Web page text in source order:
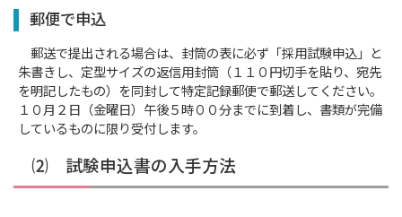
郵便で申込
郵送で提出される場合は、封筒の表に必ず「採用試験申込」と
朱書きし、定型サイズの返信用封筒（１１０円切手を貼り、宛先
を明記したもの）を同封して特定記録郵便で郵送してください。
１０月２日（金曜日）午後５時００分までに到着し、書類が完備
しているものに限り受付します。
⑵ 試験申込書の入手方法